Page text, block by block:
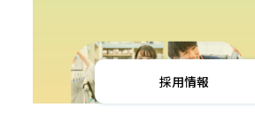
採用情報